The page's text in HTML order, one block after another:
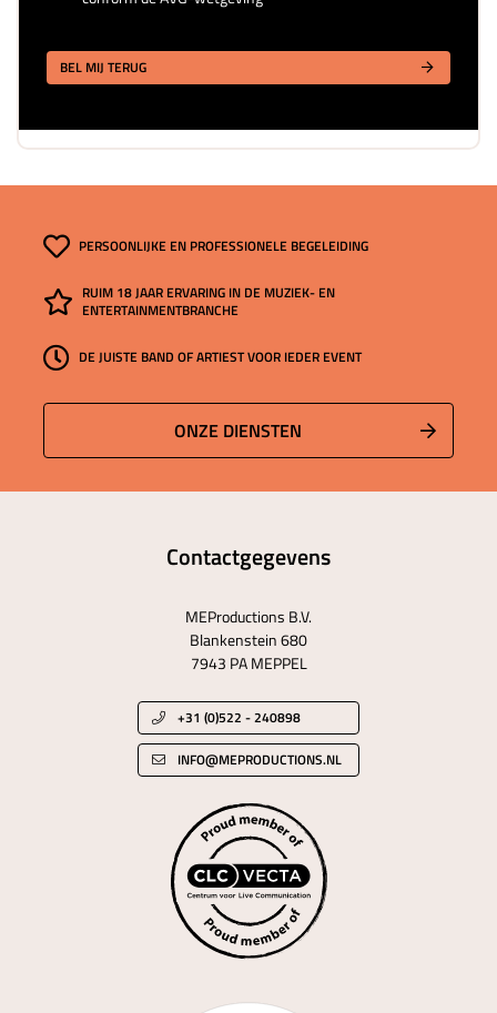
BEL MIJ TERUG
PERSOONLIJKE EN PROFESSIONELE BEGELEIDING
RUIM 18 JAAR ERVARING IN DE MUZIEK- EN
ENTERTAINMENTBRANCHE
DE JUISTE BAND OF ARTIEST VOOR IEDER EVENT
ONZE DIENSTEN
Contactgegevens
MEProductions B.V.
Blankenstein 680
7943 PA MEPPEL
+31 (0)522 - 240898
INFO@MEPRODUCTIONS.NL